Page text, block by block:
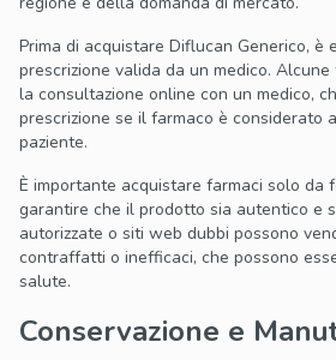
Prima di acquistare Diflucan Generico, è
prescrizione valida da un medico.
la consultazione online con un medico,
prescrizione se il farmaco è considerato
paziente.
È importante acquistare farmaci solo da
garantire che il prodotto sia autentico e
autorizzate o siti web dubbi possono
contraffatti o inefficaci, che possono
salute.
Conservazione e